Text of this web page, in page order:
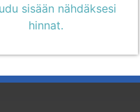
sisään nähdäksesi
hinnat.